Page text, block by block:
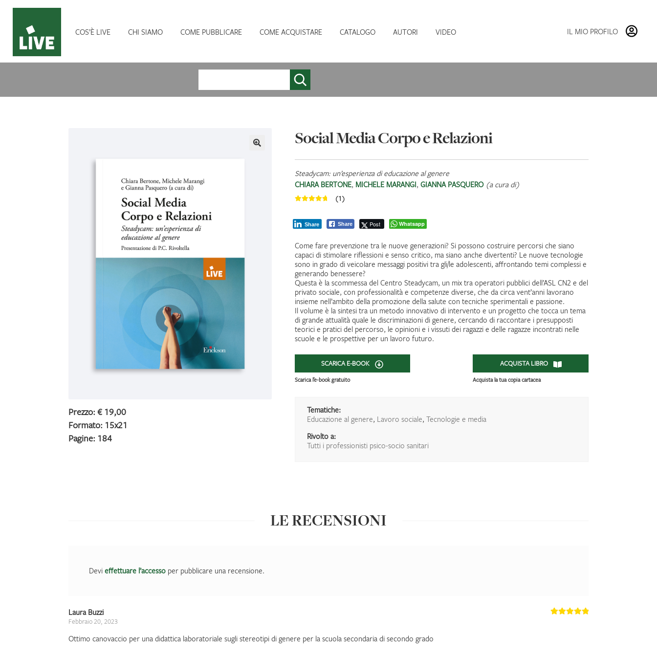
navigazione
contenuto
IL MIO PROFILO
COS’È LIVE CHI SIAMO COME PUBBLICARE COME ACQUISTARE CATALOGO AUTORI VIDEO
Prezzo: € 19,00
Formato: 15x21
Pagine: 184
Social Media Corpo e Relazioni
Steadycam: un’esperienza di educazione al genere
CHIARA BERTONE, MICHELE MARANGI, GIANNA PASQUERO (a cura di)
(1)
Share Post
Share Whatsapp
Come fare prevenzione tra le nuove generazioni? Si possono costruire percorsi che siano
capaci di stimolare riflessioni e senso critico, ma siano anche divertenti? Le nuove tecnologie
sono in grado di veicolare messaggi positivi tra gli/le adolescenti, affrontando temi complessi e
generando benessere?
Questa è la scommessa del Centro Steadycam, un mix tra operatori pubblici dell’ASL CN2 e del
privato sociale, con professionalità e competenze diverse, che da circa vent’anni lavorano
insieme nell’ambito della promozione della salute con tecniche sperimentali e passione.
Il volume è la sintesi tra un metodo innovativo di intervento e un progetto che tocca un tema
di grande attualità quale le discriminazioni di genere, cercando di raccontare i presupposti
teorici e pratici del percorso, le opinioni e i vissuti dei ragazzi e delle ragazze incontrati nelle
scuole e le prospettive per un lavoro futuro.
SCARICA E-BOOK
Scarica l’e-book gratuito
ACQUISTA LIBRO
Acquista la tua copia cartacea
Tematiche:
Educazione al genere, Lavoro sociale, Tecnologie e media
Rivolto a:
Tutti i professionisti psico-socio sanitari
LE RECENSIONI
Devi effettuare l’accessoper pubblicare una recensione.
Laura Buzzi
Febbraio 20, 2023
Ottimo canovaccio per una didattica laboratoriale sugli stereotipi di genere per la scuola secondaria di secondo grado